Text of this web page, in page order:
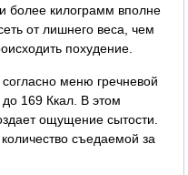
более килограмм вполне
от лишнего веса, чем
похудение.
меню гречневой
169 Ккал. В этом
ощущение сытости.
съедаемой за